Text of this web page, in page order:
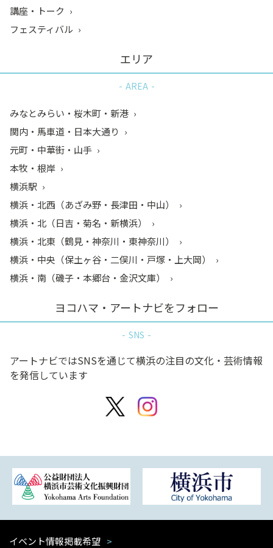
講座・トーク
フェスティバル
エリア
AREA
みなとみらい・桜木町・新港
関内・馬車道・日本大通り
元町・中華街・山手
本牧・根岸
横浜駅
横浜・北西（あざみ野・長津田・中山）
横浜・北（日吉・菊名・新横浜）
横浜・北東（鶴見・神奈川・東神奈川）
横浜・中央（保土ヶ谷・二俣川・戸塚・上大岡）
横浜・南（磯子・本郷台・金沢文庫）
ヨコハマ・アートナビをフォロー
SNS
アートナビではSNSを通じて横浜の注目の文化・芸術情報
を発信しています
イベント情報掲載希望